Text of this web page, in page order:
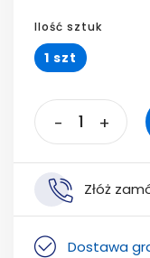
Ilość sztuk
1 szt
- +
Złóż
Dostawa